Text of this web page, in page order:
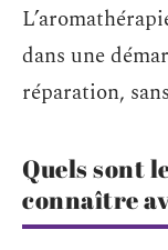
dans une
réparation,
Quels sont
connaître